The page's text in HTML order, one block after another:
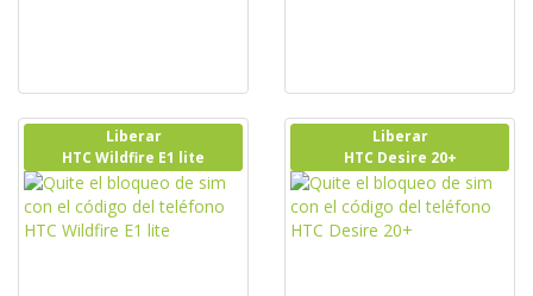
Liberar
HTC Wildfire E1 lite
Liberar
HTC Desire 20+